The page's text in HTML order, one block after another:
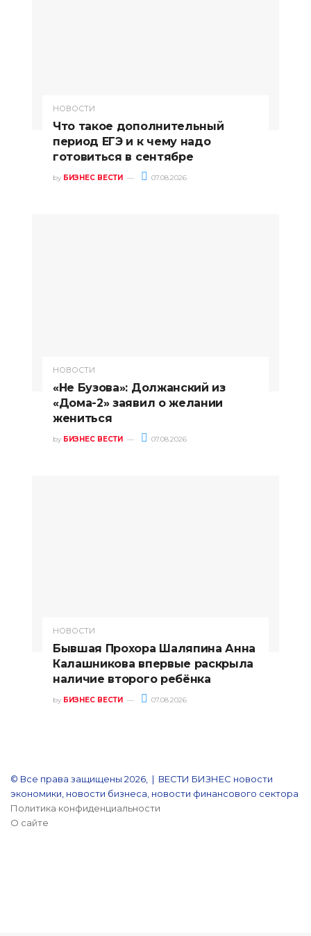
НОВОСТИ
Что такое дополнительный
период ЕГЭ и к чему надо
готовиться в сентябре
by БИЗНЕС ВЕСТИ 07.08.2026
НОВОСТИ
«Не Бузова»: Должанский из
«Дома-2» заявил о желании
жениться
by БИЗНЕС ВЕСТИ 07.08.2026
НОВОСТИ
Бывшая Прохора Шаляпина Анна
Калашникова впервые раскрыла
наличие второго ребёнка
by БИЗНЕС ВЕСТИ 07.08.2026
© Все права защищены 2026, | ВЕСТИ БИЗНЕС новости
экономики, новости бизнеса, новости финансового сектора
Политика конфиденциальности
О сайте